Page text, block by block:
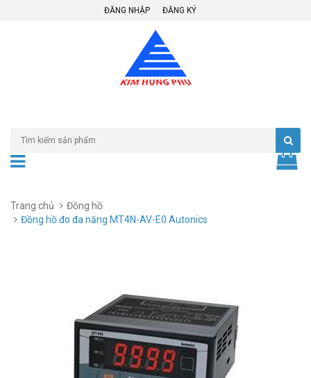
ĐĂNG NHẬP ĐĂNG KÝ
Trang chủ
Đồng hồ
Đồng hồ đo đa năng MT4N-AV-E0 Autonics